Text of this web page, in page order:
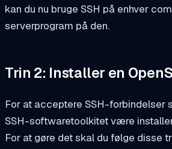
kan du nu bruge SSH på enhver
serverprogram på den.
Trin 2: Installer en
For at acceptere SSH-forbindelser
SSH-softwaretoolkitet være
For at gøre det skal du følge disse